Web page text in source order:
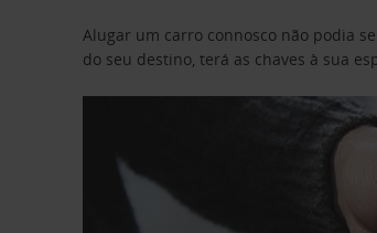
Alugar um carro connosco não podia
do seu destino, terá as chaves à sua